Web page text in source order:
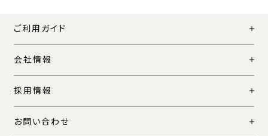
ご利用ガイド
会社情報
採用情報
お問い合わせ